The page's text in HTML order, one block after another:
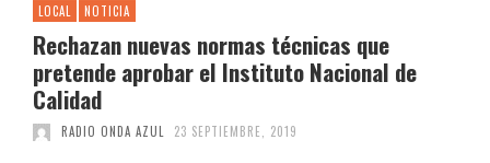
LOCAL NOTICIA
Rechazan nuevas normas técnicas que
pretende aprobar el Instituto Nacional de
Calidad
RADIO ONDA AZUL 23 SEPTIEMBRE, 2019